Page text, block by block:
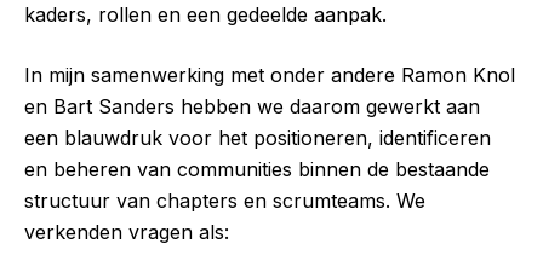
kaders, rollen en een gedeelde aanpak.
In mijn samenwerking met onder andere Ramon Knol
en Bart Sanders hebben we daarom gewerkt aan
een blauwdruk voor het positioneren, identificeren
en beheren van communities binnen de bestaande
structuur van chapters en scrumteams. We
verkenden vragen als: